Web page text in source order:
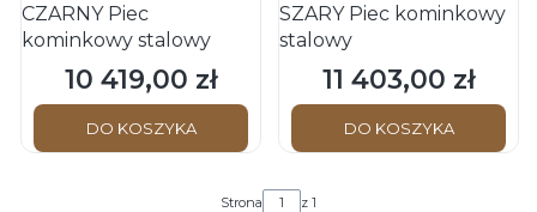
CZARNY Piec
kominkowy stalowy
Cena
10 419,00 zł
DO KOSZYKA
SZARY Piec kominkowy
stalowy
Cena
11 403,00 zł
DO KOSZYKA
Strona z 1